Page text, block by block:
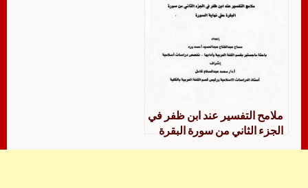
ملامح التفسير عند ابن ظفر في
الجزء الثاني من سورة البقرة